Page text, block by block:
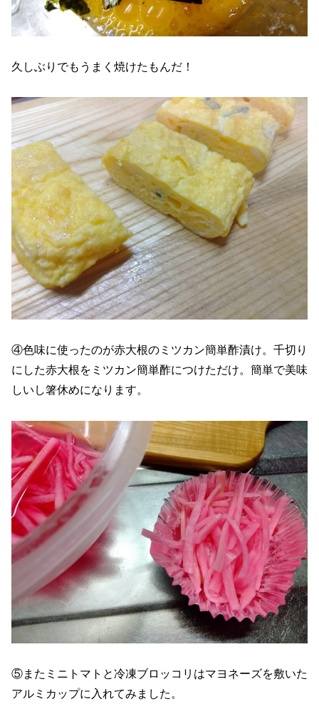
久しぶりでもうまく焼けたもんだ！
④色味に使ったのが赤大根のミツカン簡単酢漬け。千切り
にした赤大根をミツカン簡単酢につけただけ。簡単で美味
しいし箸休めになります。
⑤またミニトマトと冷凍ブロッコリはマヨネーズを敷いた
アルミカップに入れてみました。